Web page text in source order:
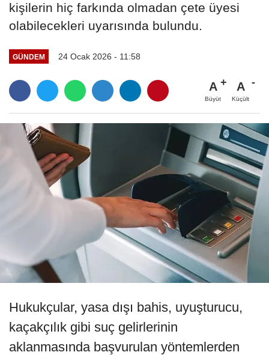
kişilerin hiç farkında olmadan çete üyesi
olabilecekleri uyarısında bulundu.
GÜNDEM 24 Ocak 2026 - 11:58
A
Büyüt
A
Küçült
Hukukçular, yasa dışı bahis, uyuşturucu,
kaçakçılık gibi suç gelirlerinin
aklanmasında başvurulan yöntemlerden